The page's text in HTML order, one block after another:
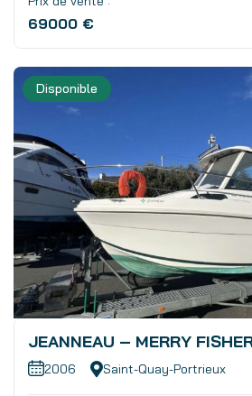
69000 €
Disponible
JEANNEAU – MERRY
2006 Saint-Quay-Portrieux